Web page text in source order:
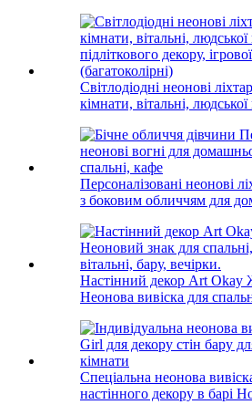
Світлодіодні неонові
кімнати, вітальні,
Персоналізовані неонові
з боковим обличчям для
Настінний декор Art Okay
Неонова вивіска для
Спеціальна неонова
настінного декору в барі